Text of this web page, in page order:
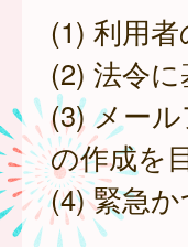
(1) 利用
(2) 法令
(3) メー
の作成を
(4) 緊急